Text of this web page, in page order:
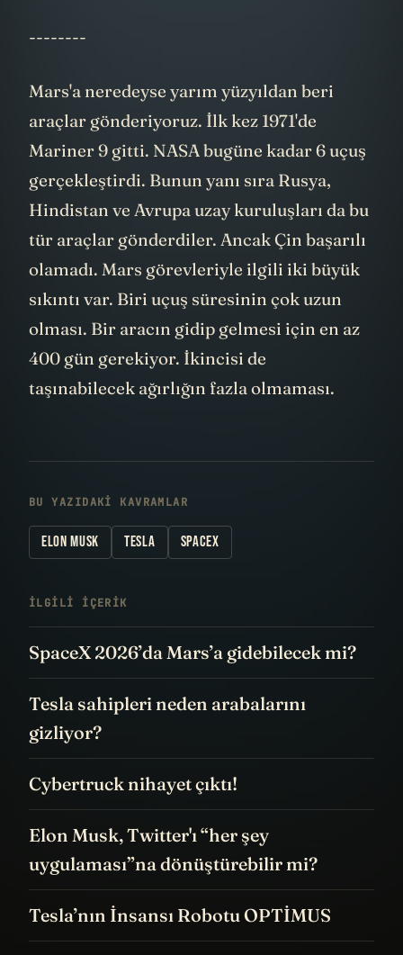
--------
Mars'a neredeyse yarım yüzyıldan beri
araçlar gönderiyoruz. İlk kez 1971'de
Mariner 9 gitti. NASA bugüne kadar 6 uçuş
gerçekleştirdi. Bunun yanı sıra Rusya,
Hindistan ve Avrupa uzay kuruluşları da bu
tür araçlar gönderdiler. Ancak Çin başarılı
olamadı. Mars görevleriyle ilgili iki büyük
sıkıntı var. Biri uçuş süresinin çok uzun
olması. Bir aracın gidip gelmesi için en az
400 gün gerekiyor. İkincisi de
taşınabilecek ağırlığın fazla olmaması.
BU YAZIDAKI KAVRAMLAR
ELON MUSK TESLA SPACEX
İLGILI IÇERIK
SpaceX 2026’da Mars’a gidebilecek mi?
Tesla sahipleri neden arabalarını
gizliyor?
Cybertruck nihayet çıktı!
Elon Musk, Twitter'ı “her şey
uygulaması”na dönüştürebilir mi?
Tesla’nın İnsansı Robotu OPTİMUS